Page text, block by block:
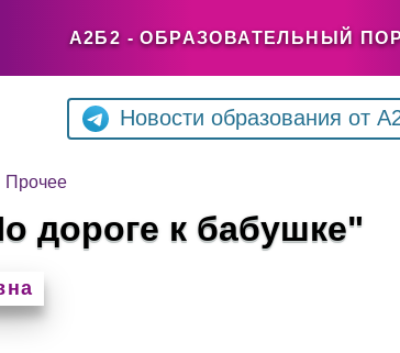
А2Б2 - ОБРАЗОВАТЕЛЬНЫЙ
Новости образования от
Прочее
дороге к бабушке"